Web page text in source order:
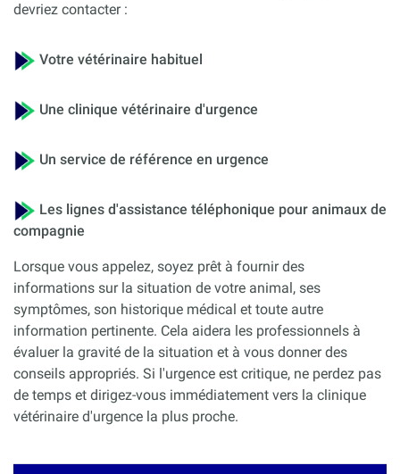
devriez contacter :
Votre vétérinaire habituel
Une clinique vétérinaire d'urgence
Un service de référence en urgence
Les lignes d'assistance téléphonique pour animaux de
compagnie
Lorsque vous appelez, soyez prêt à fournir des
informations sur la situation de votre animal, ses
symptômes, son historique médical et toute autre
information pertinente. Cela aidera les professionnels à
évaluer la gravité de la situation et à vous donner des
conseils appropriés. Si l'urgence est critique, ne perdez pas
de temps et dirigez-vous immédiatement vers la clinique
vétérinaire d'urgence la plus proche.